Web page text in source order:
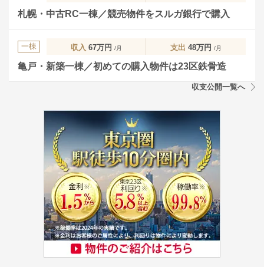
札幌・中古RC一棟／競売物件をスルガ銀行で購入
一棟 収入 67万円 /月 支出 48万円 /月
亀戸・新築一棟／初めての購入物件は23区鉄骨造
収支公開一覧へ